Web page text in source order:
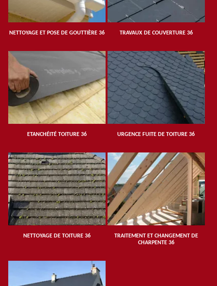
NETTOYAGE ET POSE DE GOUTTIÈRE 36 TRAVAUX DE COUVERTURE 36
ETANCHÉITÉ TOITURE 36 URGENCE FUITE DE TOITURE 36
NETTOYAGE DE TOITURE 36
TRAITEMENT ET CHANGEMENT DE
CHARPENTE 36